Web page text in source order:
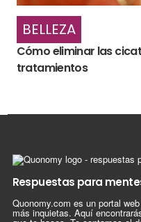
BELLEZA
Cómo eliminar las
tratamientos
Respuestas para
Quonomy.com es un portal
más inquietas. Aquí